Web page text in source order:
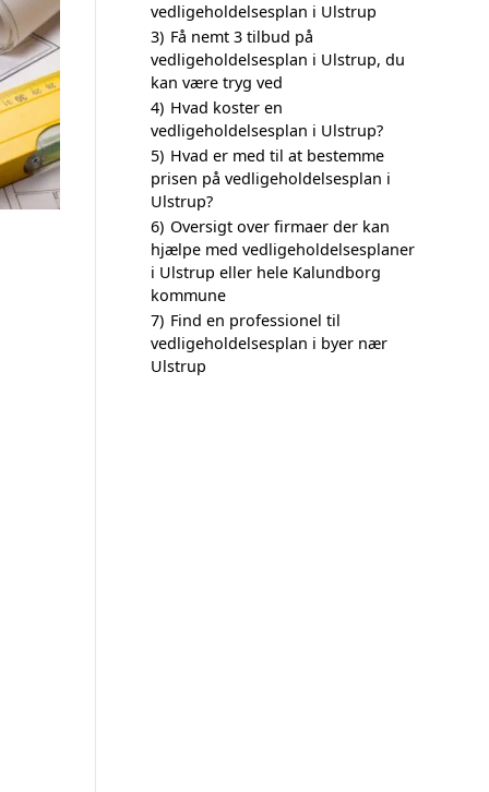
vedligeholdelsesplan i Ulstrup
3) Få nemt 3 tilbud på
vedligeholdelsesplan i Ulstrup, du
kan være tryg ved
4) Hvad koster en
vedligeholdelsesplan i Ulstrup?
5) Hvad er med til at bestemme
prisen på vedligeholdelsesplan i
Ulstrup?
6) Oversigt over firmaer der kan
hjælpe med vedligeholdelsesplaner
i Ulstrup eller hele Kalundborg
kommune
7) Find en professionel til
vedligeholdelsesplan i byer nær
Ulstrup